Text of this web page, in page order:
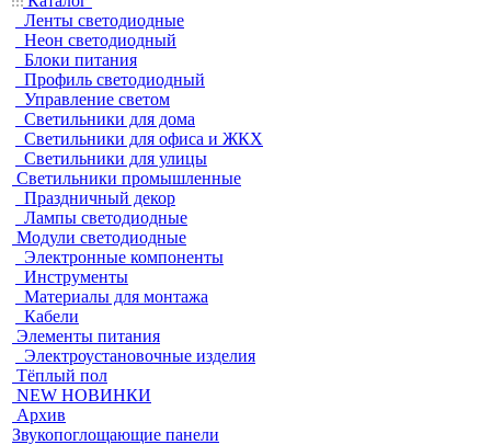
Ленты светодиодные
Неон светодиодный
Блоки питания
Профиль светодиодный
Управление светом
Светильники для дома
Светильники для офиса и ЖКХ
Светильники для улицы
Светильники промышленные
Праздничный декор
Лампы светодиодные
Модули светодиодные
Электронные компоненты
Инструменты
Материалы для монтажа
Кабели
Элементы питания
Электроустановочные изделия
Тёплый пол
NEW НОВИНКИ
Архив
Звукопоглощающие панели